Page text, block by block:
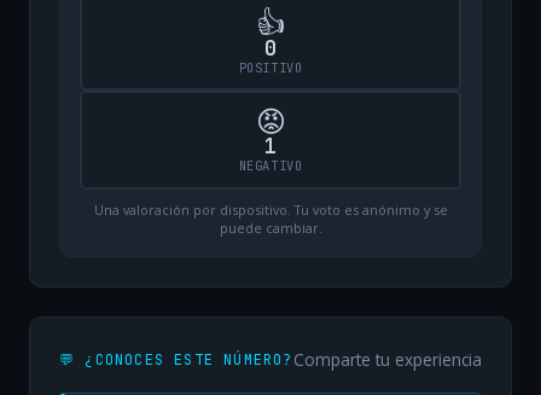
👍
0
POSITIVO
😡
1
NEGATIVO
Una valoración por dispositivo. Tu voto es anónimo y se
puede cambiar.
💬 ¿CONOCES ESTE NÚMERO? Comparte tu experiencia